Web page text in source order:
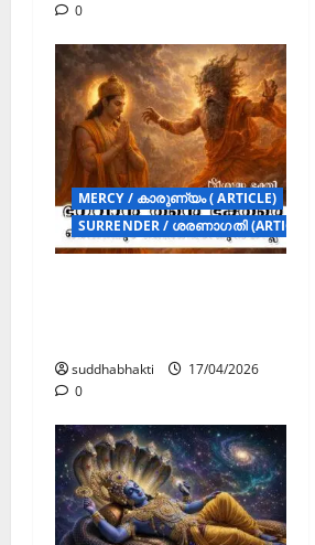
0
MERCY / കാരുണ്യം ( ARTICLE)
SURRENDER / ശരണാഗതി (ARTICLES)
suddhabhakti
17/04/2026
0